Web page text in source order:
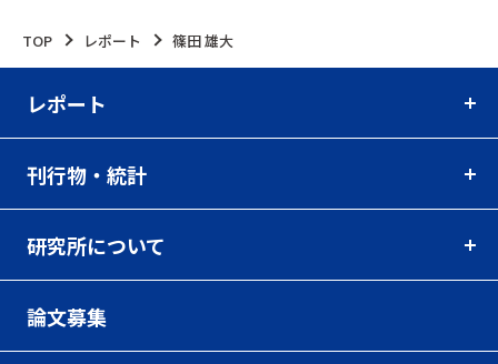
TOP レポート 篠田 雄大
レポート
刊行物・統計
研究所について
論文募集